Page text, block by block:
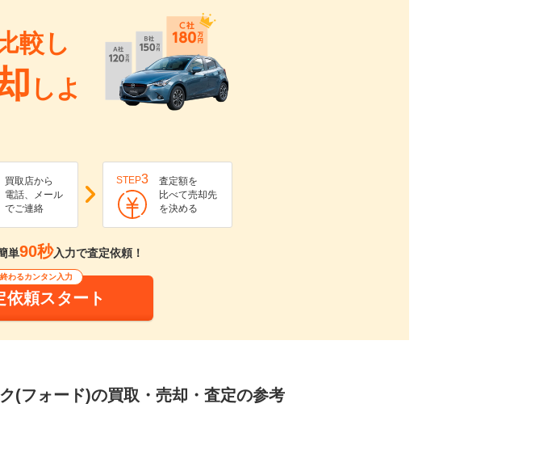
較し
しよ
買取店から
電話、メール
でご連絡
STEP3
査定額を
比べて売却先
を決める
単90秒入力で査定依頼！
わるカンタン入力
依頼スタート
(フォード)の買取・売却・査定の参考